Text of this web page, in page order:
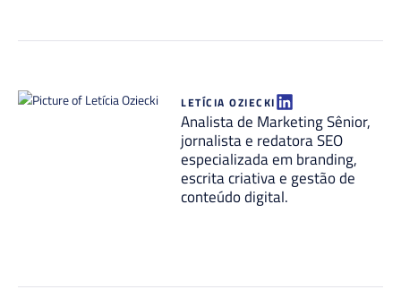
LETÍCIA OZIECKI
Analista de Marketing Sênior,
jornalista e redatora SEO
especializada em branding,
escrita criativa e gestão de
conteúdo digital.